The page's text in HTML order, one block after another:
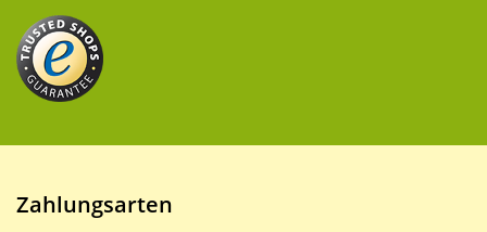
Zahlungsarten